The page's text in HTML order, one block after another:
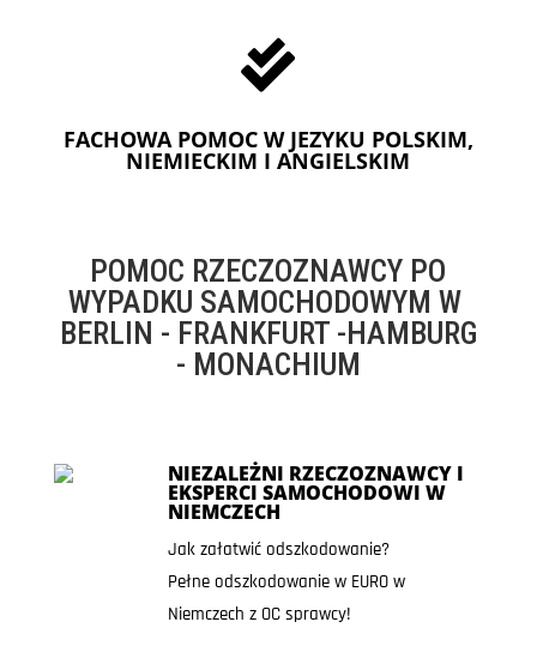

FACHOWA POMOC W JEZYKU POLSKIM,
NIEMIECKIM I ANGIELSKIM
POMOC RZECZOZNAWCY PO
WYPADKU SAMOCHODOWYM W
BERLIN - FRANKFURT -HAMBURG
- MONACHIUM
NIEZALEŻNI RZECZOZNAWCY I
EKSPERCI SAMOCHODOWI W
NIEMCZECH
Jak załatwić odszkodowanie?
Pełne odszkodowanie w EURO w
Niemczech z OC sprawcy!